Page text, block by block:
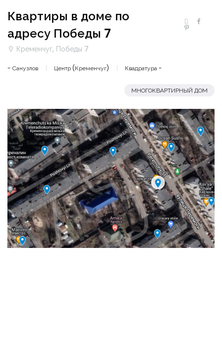
Квартиры в доме по
адресу Победы 7
Кременчуг, Победы 7
- Санузлов Центр (Кременчуг) Квадратура -
МНОГОКВАРТИРНЫЙ ДОМ